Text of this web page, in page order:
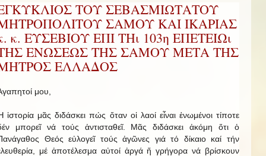
ΤΟΥ ΣΕΒΑΣΜΙΩΤΑΤΟΥ
ΣΑΜΟΥ ΚΑΙ ΙΚΑΡΙΑΣ
κ. ΕΥΣΕΒΙΟΥ ΕΠΙ ΤΗι 103η ΕΠΕΤΕΙΩι
ΕΝΩΣΕΩΣ ΤΗΣ ΣΑΜΟΥ ΜΕΤΑ ΤΗΣ
ΕΛΛΑΔΟΣ
μου,
ἱστορία μᾶς διδάσκει πώς ὅταν οἱ λαοί εἶναι ἑνωμένοι τίποτε
μπορεῖ νά τούς ἀντισταθεῖ. Μᾶς διδάσκει ἀκόμη ὅτι ὁ
Θεός εὐλογεῖ τούς ἀγῶνες γιά τό δίκαιο καί τήν
μέ ἀποτέλεσμα αὐτοί ἀργά ἤ γρήγορα νά βρίσκουν